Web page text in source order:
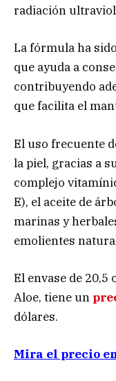
radiación
La fórmula ha
que ayuda a
contribuyendo
que facilita el
El uso frecuente
la piel, gracias a
complejo
E), el aceite de
marinas y
emolientes
El envase de 20,5
Aloe, tiene un
dólares.
Mira el precio